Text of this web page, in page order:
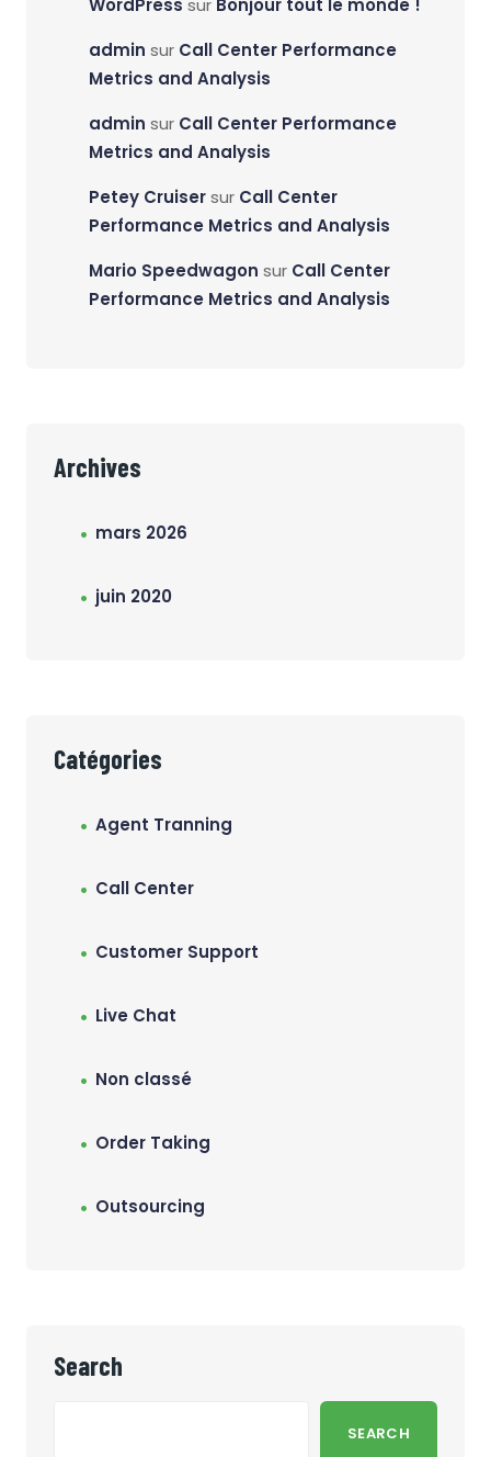
WordPress sur Bonjour tout le monde !
admin sur Call Center Performance
Metrics and Analysis
admin sur Call Center Performance
Metrics and Analysis
Petey Cruisersur Call Center
Performance Metrics and Analysis
Mario Speedwagon sur Call Center
Performance Metrics and Analysis
Archives
mars 2026
juin 2020
Catégories
Agent Tranning
Call Center
Customer Support
Live Chat
Non classé
Order Taking
Outsourcing
Search
SEARCH